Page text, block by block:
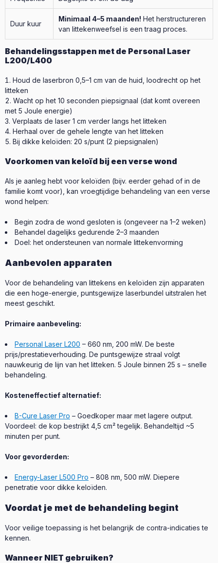
Duur kuur
Minimaal 4–5 maanden! Het herstructureren
van littekenweefsel is een traag proces.
Behandelingsstappen met de Personal Laser
L200/L400
Houd de laserbron 0,5–1 cm van de huid, loodrecht op het
litteken
Wacht op het 10 seconden piepsignaal (dat komt overeen
met 5 Joule energie)
Verplaats de laser 1 cm verder langs het litteken
Herhaal over de gehele lengte van het litteken
Bij dikke keloïden: 20 s/punt (2 piepsignalen)
Voorkomen van keloïd bij een verse wond
Als je aanleg hebt voor keloïden (bijv. eerder gehad of in de
familie komt voor), kan vroegtijdige behandeling van een verse
wond helpen:
Begin zodra de wond gesloten is (ongeveer na 1–2 weken)
Behandel dagelijks gedurende 2–3 maanden
Doel: het ondersteunen van normale littekenvorming
Aanbevolen apparaten
Voor de behandeling van littekens en keloïden zijn apparaten
die een hoge-energie, puntsgewijze laserbundel uitstralen het
meest geschikt.
Primaire aanbeveling:
Personal Laser L200 – 660 nm, 200 mW. De beste
prijs/prestatieverhouding. De puntsgewijze straal volgt
nauwkeurig de lijn van het litteken. 5 Joule binnen 25 s – snelle
behandeling.
Kosteneffectief alternatief:
B-Cure Laser Pro – Goedkoper maar met lagere output.
Voordeel: de kop bestrijkt 4,5 cm² tegelijk. Behandeltijd ~5
minuten per punt.
Voor gevorderden:
Energy-Laser L500 Pro – 808 nm, 500 mW. Diepere
penetratie voor dikke keloïden.
Voordat je met de behandeling begint
Voor veilige toepassing is het belangrijk de contra-indicaties te
kennen.
Wanneer NIET gebruiken?